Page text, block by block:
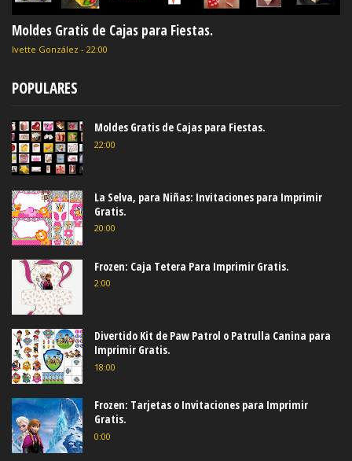
Moldes Gratis de Cajas para Fiestas.
Ivette González - 22:00
POPULARES
Moldes Gratis de Cajas para Fiestas.
22:00
La Selva, para Niñas: Invitaciones para Imprimir
Gratis.
20:00
Frozen: Caja Tetera Para Imprimir Gratis.
2:00
Divertido Kit de Paw Patrol o Patrulla Canina para
Imprimir Gratis.
18:00
Frozen: Tarjetas o Invitaciones para Imprimir
Gratis.
0:00